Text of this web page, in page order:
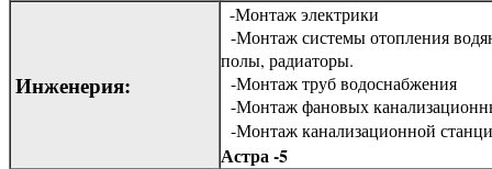
Инженерия:
-Монтаж электрики
-Монтаж системы отопления
полы, радиаторы.
-Монтаж труб водоснабжения
-Монтаж фановых
-Монтаж канализационной
Астра -5